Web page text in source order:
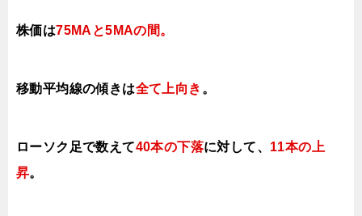
株価は75MAと5MAの間。
移動平均線の傾きは全て上向き 。
ローソク足で数えて40本の下落に対して、 11本の上
昇。